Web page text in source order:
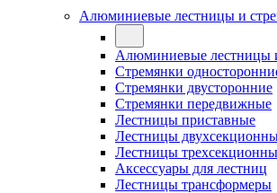
Алюминиевые лестницы и
Алюминиевые лестницы
Стремянки
Стремянки двусторонние
Стремянки передвижные
Лестницы приставные
Лестницы
Лестницы
Аксессуары для лестниц
Лестницы трансформеры